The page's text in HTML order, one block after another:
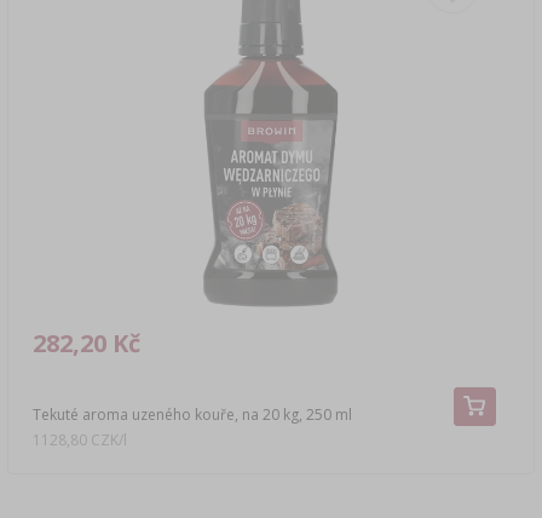
Tekuté aroma uzeného kouře, na 20 kg, 250 ml
282,20 Kč
1128,80 CZK/l